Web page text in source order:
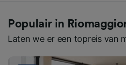
Populair in
Laten we er een topreis van